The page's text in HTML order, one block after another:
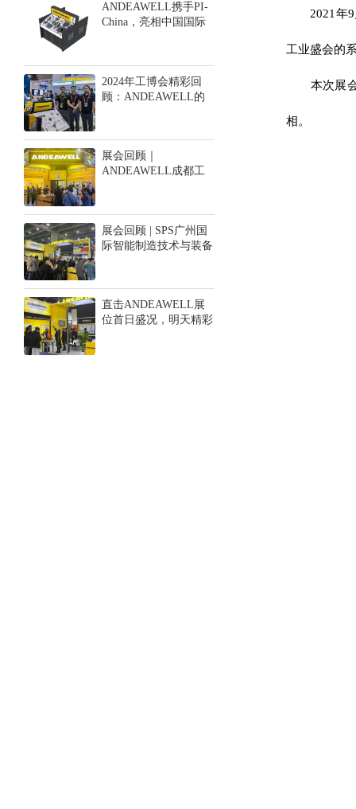
ANDEAWELL携手PI-
China，亮相中国国际
2024年工博会精彩回
顾：ANDEAWELL的
展会回顾｜
ANDEAWELL成都工
展会回顾 | SPS广州国
际智能制造技术与装备
彩！
直击ANDEAWELL展
位首日盛况，明天精彩
2021年9月
工业盛会的
本次展会
相。